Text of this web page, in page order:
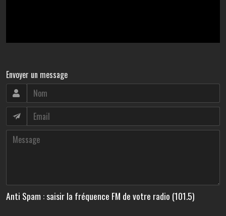
Envoyer un message
Anti Spam : saisir la fréquence FM de votre radio (101.5)